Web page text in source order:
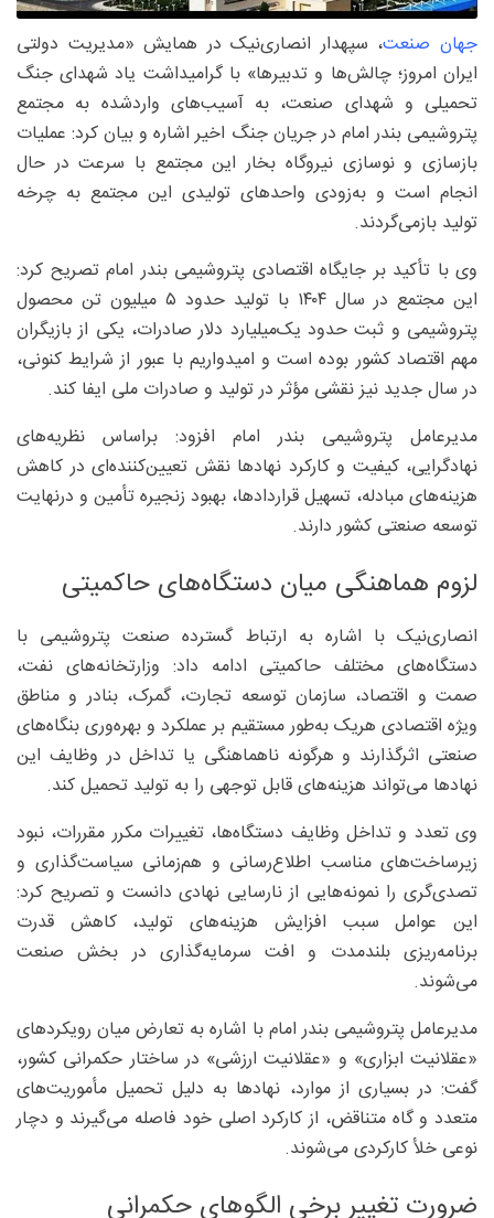
جهان صنعت، سپهدار انصاری‌نیک در همایش «مدیریت دولتی
ایران امروز؛ چالش‌ها و تدبیرها» با گرامیداشت یاد شهدای جنگ
تحمیلی و شهدای صنعت، به آسیب‌های واردشده به مجتمع
پتروشیمی بندر امام در جریان جنگ اخیر اشاره و بیان کرد: عملیات
بازسازی و نوسازی نیروگاه بخار این مجتمع با سرعت در حال
انجام است و به‌زودی واحدهای تولیدی این مجتمع به چرخه
تولید بازمی‌گردند.
وی با تأکید بر جایگاه اقتصادی پتروشیمی بندر امام تصریح کرد:
این مجتمع در سال ۱۴۰۴ با تولید حدود ۵ میلیون تن محصول
پتروشیمی و ثبت حدود یک‌میلیارد دلار صادرات، یکی از بازیگران
مهم اقتصاد کشور بوده است و امیدواریم با عبور از شرایط کنونی،
در سال جدید نیز نقشی مؤثر در تولید و صادرات ملی ایفا کند.
مدیرعامل پتروشیمی بندر امام افزود: براساس نظریه‌های
نهادگرایی، کیفیت و کارکرد نهادها نقش تعیین‌کننده‌ای در کاهش
هزینه‌های مبادله، تسهیل قراردادها، بهبود زنجیره تأمین و درنهایت
توسعه صنعتی کشور دارند.
لزوم هماهنگی میان دستگاه‌های حاکمیتی
انصاری‌نیک با اشاره به ارتباط گسترده صنعت پتروشیمی با
دستگاه‌های مختلف حاکمیتی ادامه داد: وزارتخانه‌های نفت،
صمت و اقتصاد، سازمان توسعه تجارت، گمرک، بنادر و مناطق
ویژه اقتصادی هریک به‌طور مستقیم بر عملکرد و بهره‌وری بنگاه‌های
صنعتی اثرگذارند و هرگونه ناهماهنگی یا تداخل در وظایف این
نهادها می‌تواند هزینه‌های قابل توجهی را به تولید تحمیل کند.
وی تعدد و تداخل وظایف دستگاه‌ها، تغییرات مکرر مقررات، نبود
زیرساخت‌های مناسب اطلاع‌رسانی و هم‌زمانی سیاست‌گذاری و
تصدی‌گری را نمونه‌هایی از نارسایی نهادی دانست و تصریح کرد:
این عوامل سبب افزایش هزینه‌های تولید، کاهش قدرت
برنامه‌ریزی بلندمدت و افت سرمایه‌گذاری در بخش صنعت
می‌شوند.
مدیرعامل پتروشیمی بندر امام با اشاره به تعارض میان رویکردهای
«عقلانیت ابزاری» و «عقلانیت ارزشی» در ساختار حکمرانی کشور،
گفت: در بسیاری از موارد، نهادها به دلیل تحمیل مأموریت‌های
متعدد و گاه متناقض، از کارکرد اصلی خود فاصله می‌گیرند و دچار
نوعی خلأ کارکردی می‌شوند.
ضرورت تغییر برخی الگوهای حکمرانی